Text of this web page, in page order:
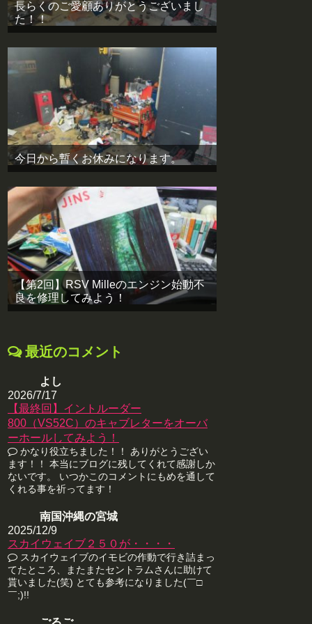
長らくのご愛顧ありがとうございまし
た！！
今日から暫くお休みになります。
【第2回】RSV Milleのエンジン始動不
良を修理してみよう！
最近のコメント
よし
2026/7/17
【最終回】イントルーダー
800（VS52C）のキャブレターをオーバ
ーホールしてみよう！
かなり役立ちました！！ ありがとうござい
ます！！ 本当にブログに残してくれて感謝しか
ないです。 いつかこのコメントにもめを通して
くれる事を祈ってます！
南国沖縄の宮城
2025/12/9
スカイウェイブ２５０が・・・・
スカイウェイブのイモビの作動で行き詰まっ
てたところ、またまたセントラムさんに助けて
貰いました(笑) とても参考になりました(￣□
￣;)!!